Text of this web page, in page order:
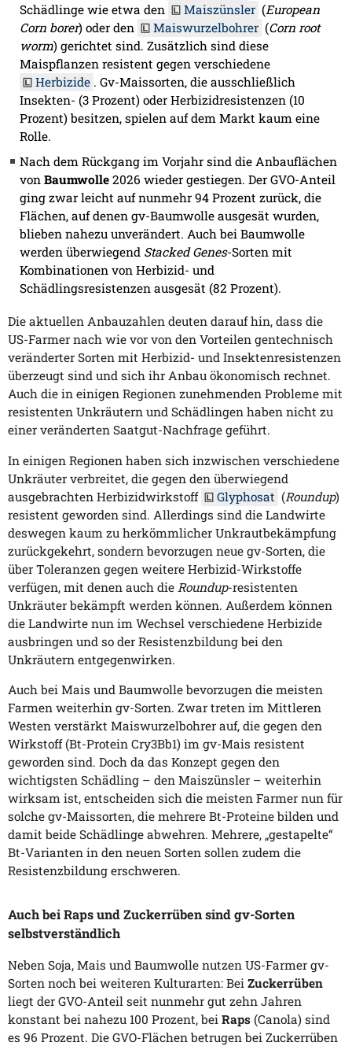
Schädlinge wie etwa den Maiszünsler (European
Corn borer) oder den Maiswurzelbohrer (Corn root
worm) gerichtet sind. Zusätzlich sind diese
Maispflanzen resistent gegen verschiedene
Herbizide . Gv-Maissorten, die ausschließlich
Insekten- (3 Prozent) oder Herbizidresistenzen (10
Prozent) besitzen, spielen auf dem Markt kaum eine
Rolle.
Nach dem Rückgang im Vorjahr sind die Anbauflächen
von Baumwolle 2026 wieder gestiegen. Der GVO-Anteil
ging zwar leicht auf nunmehr 94 Prozent zurück, die
Flächen, auf denen gv-Baumwolle ausgesät wurden,
blieben nahezu unverändert. Auch bei Baumwolle
werden überwiegend Stacked Genes-Sorten mit
Kombinationen von Herbizid- und
Schädlingsresistenzen ausgesät (82 Prozent).
Die aktuellen Anbauzahlen deuten darauf hin, dass die
US-Farmer nach wie vor von den Vorteilen gentechnisch
veränderter Sorten mit Herbizid- und Insektenresistenzen
überzeugt sind und sich ihr Anbau ökonomisch rechnet.
Auch die in einigen Regionen zunehmenden Probleme mit
resistenten Unkräutern und Schädlingen haben nicht zu
einer veränderten Saatgut-Nachfrage geführt.
In einigen Regionen haben sich inzwischen verschiedene
Unkräuter verbreitet, die gegen den überwiegend
ausgebrachten Herbizidwirkstoff
Glyphosat (Roundup)
resistent geworden sind. Allerdings sind die Landwirte
deswegen kaum zu herkömmlicher Unkrautbekämpfung
zurückgekehrt, sondern bevorzugen neue gv-Sorten, die
über Toleranzen gegen weitere Herbizid-Wirkstoffe
verfügen, mit denen auch die Roundup-resistenten
Unkräuter bekämpft werden können. Außerdem können
die Landwirte nun im Wechsel verschiedene Herbizide
ausbringen und so der Resistenzbildung bei den
Unkräutern entgegenwirken.
Auch bei Mais und Baumwolle bevorzugen die meisten
Farmen weiterhin gv-Sorten. Zwar treten im Mittleren
Westen verstärkt Maiswurzelbohrer auf, die gegen den
Wirkstoff (Bt-Protein Cry3Bb1) im gv-Mais resistent
geworden sind. Doch da das Konzept gegen den
wichtigsten Schädling – den Maiszünsler – weiterhin
wirksam ist, entscheiden sich die meisten Farmer nun für
solche gv-Maissorten, die mehrere Bt-Proteine bilden und
damit beide Schädlinge abwehren. Mehrere, „gestapelte“
Bt-Varianten in den neuen Sorten sollen zudem die
Resistenzbildung erschweren.
Auch bei Raps und Zuckerrüben sind gv-Sorten
selbstverständlich
Neben Soja, Mais und Baumwolle nutzen US-Farmer gv-
Sorten noch bei weiteren Kulturarten: Bei Zuckerrüben
liegt der GVO-Anteil seit nunmehr gut zehn Jahren
konstant bei nahezu 100 Prozent, bei Raps (Canola) sind
es 96 Prozent. Die GVO-Flächen betrugen bei Zuckerrüben